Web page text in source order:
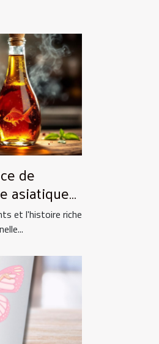
de
asiatique
et l'histoire riche